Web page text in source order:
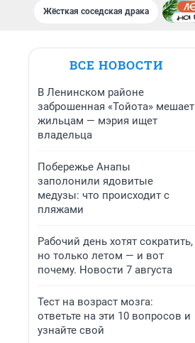
Жёсткая соседская драка
ВСЕ НОВОСТИ
В Ленинском районе
заброшенная «Тойота» мешает
жильцам — мэрия ищет
владельца
Побережье Анапы
заполонили ядовитые
медузы: что происходит с
пляжами
Рабочий день хотят сократить,
но только летом — и вот
почему. Новости 7 августа
Тест на возраст мозга:
ответьте на эти 10 вопросов и
узнайте свой